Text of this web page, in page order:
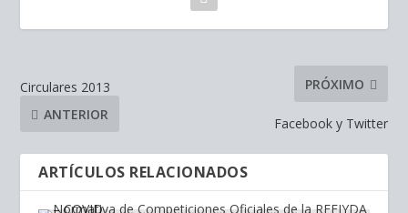
Circulares 2013
ANTERIOR
PRÓXIMO
Facebook y Twitter
ARTÍCULOS RELACIONADOS